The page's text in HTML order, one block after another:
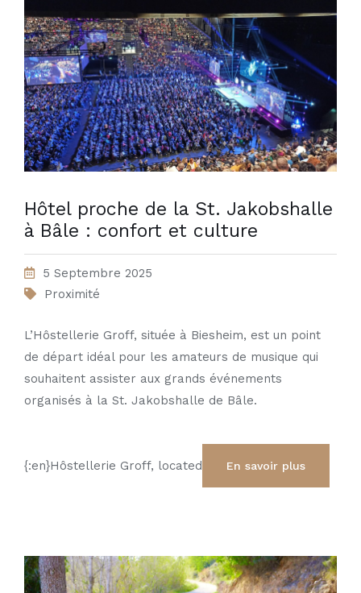
Hôtel proche de la St. Jakobshalle
à Bâle : confort et culture
5 Septembre 2025
Proximité
L’Hôstellerie Groff, située à Biesheim, est un point
de départ idéal pour les amateurs de musique qui
souhaitent assister aux grands événements
organisés à la St. Jakobshalle de Bâle.
{:en}Hôstellerie Groff, located En savoir plus